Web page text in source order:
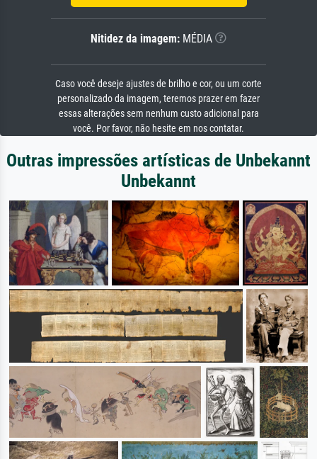
Nitidez da imagem: MÉDIA
Caso você deseje ajustes de brilho e cor, ou um corte
personalizado da imagem, teremos prazer em fazer
essas alterações sem nenhum custo adicional para
você. Por favor, não hesite em nos contatar.
Outras impressões artísticas de Unbekannt
Unbekannt